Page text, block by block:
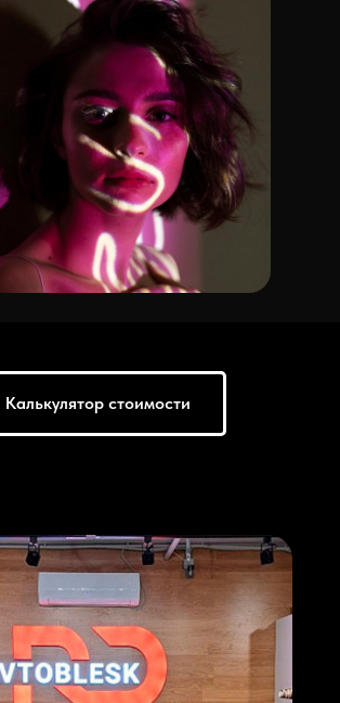
Калькулятор стоимости